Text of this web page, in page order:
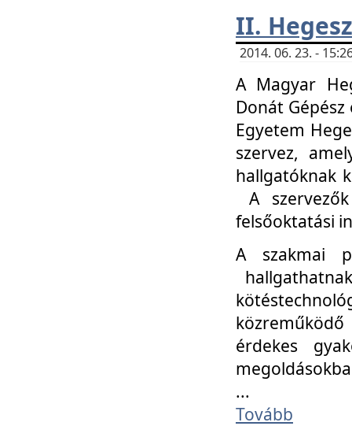
II.
2014. 06. 23. -
A Magyar
Donát
Egyetem
szervez,
hallgatóknak
A
felsőoktatási
A szakmai
érdekes
...
Tovább